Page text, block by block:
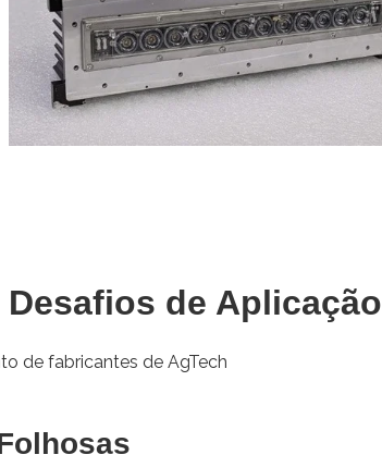
de Aplicação
de fabricantes de AgTech